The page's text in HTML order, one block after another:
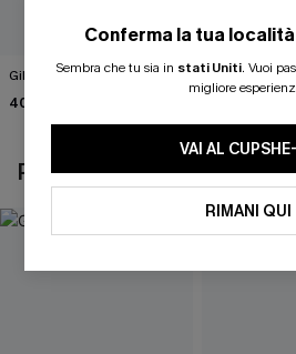
Gilet bianco Wrap It Up
40,00 €
Maglia
Happy Days
POTREBBE INTERESSARTI
Conferma la tua
Sembra che tu sia in stati Uniti. Vuoi
migliore
VAI AL
RIMANI QUI